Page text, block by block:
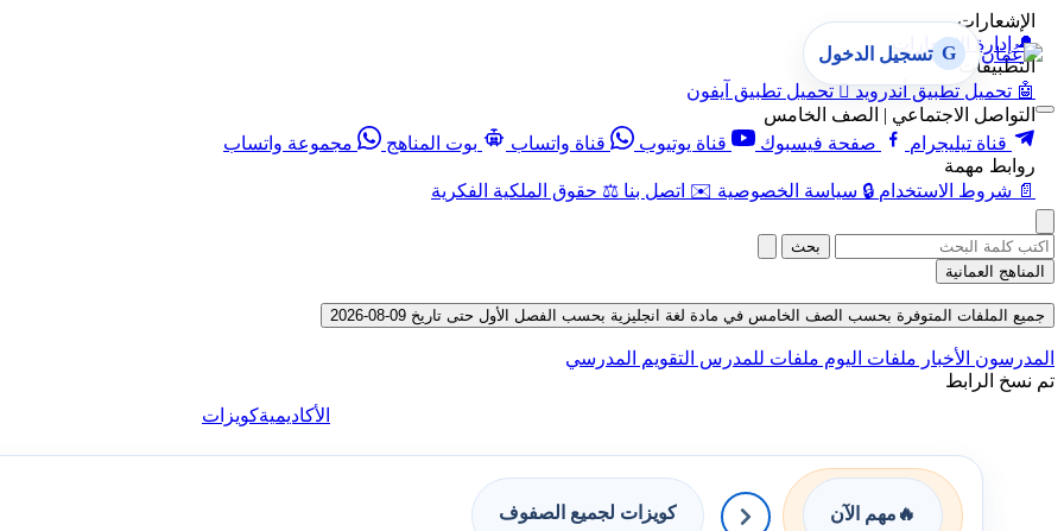
الإشعارات
🔔 إدارة الإشعارات
التطبيقات
🤖 تحميل تطبيق أندرويد  تحميل تطبيق آيفون
التواصل الاجتماعي | الصف الخامس
قناة تيليجرام
صفحة فيسبوك قناة يوتيوب قناة واتساب بوت المناهج
مجموعة واتساب
روابط مهمة
📄 شروط الاستخدام 🔒 سياسة الخصوصية ✉️ اتصل بنا ⚖️ حقوق الملكية الفكرية
G تسجيل الدخول
بحث
المناهج العمانية
جميع الملفات المتوفرة بحسب الصف الخامس في مادة لغة انجليزية بحسب الفصل الأول حتى تاريخ 09-08-2026
المدرسون الأخبار ملفات اليوم ملفات للمدرس التقويم المدرسي
تم نسخ الرابط
الأكاديميةكويزات
🔥 مهم الآن كويزات لجميع الصفوف